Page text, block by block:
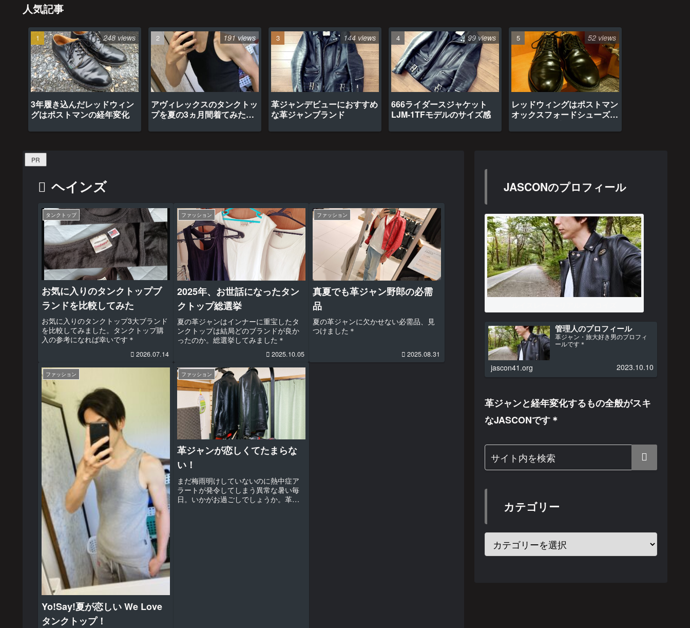
人気記事
3年履き込んだレッドウィン
グはポストマンの経年変化
248 views
アヴィレックスのタンクトッ
プを夏の3ヵ月間着てみたら
191 views
革ジャンデビューにおすすめ
な革ジャンブランド
144 views
666ライダースジャケット
LJM-1TFモデルのサイズ感
99 views
レッドウィングはポストマン
オックスフォードシューズ約
1年間の経年変化
52 views
PR
ヘインズ
タンクトップ
お気に入りのタンクトップブ
ランドを比較してみた
お気に入りのタンクトップ3大ブランド
を比較してみました。タンクトップ購
入の参考になれば幸いです＊
2026.07.14
ファッション
2025年、お世話になったタン
クトップ総選挙
夏の革ジャンはインナーに重宝したタ
ンクトップは結局どのブランドが良か
ったのか。総選挙してみました＊
2025.10.05
ファッション
真夏でも革ジャン野郎の必需
品
夏の革ジャンに欠かせない必需品、見
つけました＊
2025.08.31
ファッション
Yo!Say!夏が恋しい We Love
タンクトップ！
ファッション
革ジャンが恋しくてたまらな
い！
まだ梅雨明けしていないのに熱中症ア
ラートが発令してしまう異常な暑い毎
日。いかがお過ごしでしょうか。革ジ
JASCONのプロフィール
管理人のプロフィール
革ジャン・旅大好き男のプロフィ
ールです＊
jascon41.org 2023.10.10
革ジャンと経年変化するもの全般がスキ
なJASCONです＊
カテゴリー